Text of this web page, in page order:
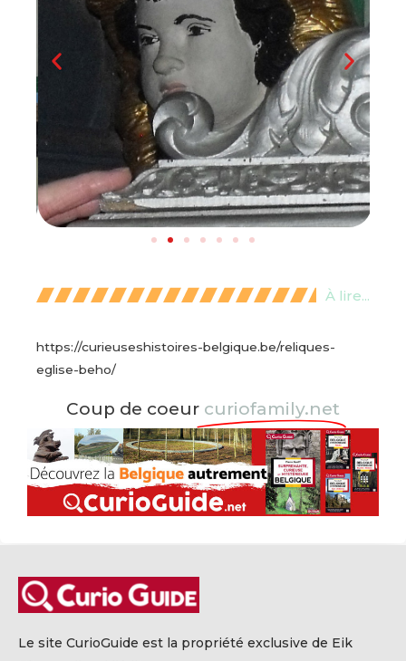
À lire...
https://curieuseshistoires-belgique.be/reliques-
eglise-beho/
Coup de coeur curiofamily.net
Le site CurioGuide est la propriété exclusive de Eik